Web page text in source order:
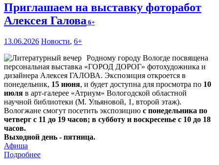
Приглашаем на выставку фоторабот
Алексея Галова 6+
13.06.2026 Новости, 6+
Родному городу Вологде посвящена
персональная выставка «ГОРОД ДОРОГ» фотохудожника и
дизайнера Алексея ГАЛОВА. Экспозиция откроется в
понедельник, 15 июня, и будет доступна для просмотра по 10
июля в арт-галерее «Атриум» Вологодской областной
научной библиотеки (М. Ульяновой, 1, второй этаж).
Вологжане смогут посетить экспозицию с понедельника по
четверг с 11 до 19 часов; в субботу и воскресенье с 10 до 18
часов.
Выходной день - пятница.
Афиша
Подробнее